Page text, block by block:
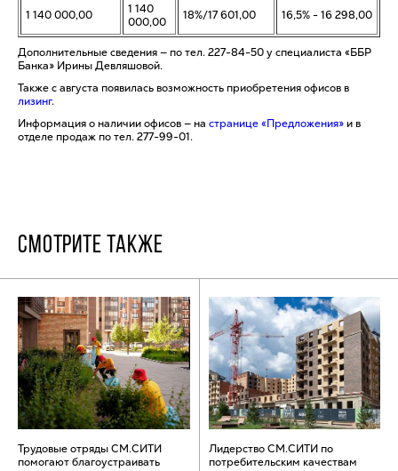
1 140 000,00
1 140
000,00
18%/17 601,00 16,5% - 16 298,00
Дополнительные сведения — по тел. 227-84-50 у специалиста «ББР
Банка» Ирины Девляшовой.
Также с августа появилась возможность приобретения офисов в
лизинг.
Информация о наличии офисов — на странице «Предложения» и в
отделе продаж по тел. 277-99-01.
СМОТРИТЕ ТАКЖЕ
Трудовые отряды СМ.СИТИ
помогают благоустраивать
Лидерство СМ.СИТИ по
потребительским качествам